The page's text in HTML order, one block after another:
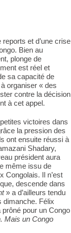
et d’une crise
Bien au
plonge de
est réel et
sa capacité de
organiser « des
contre la décision
à cet appel.
victoires dans
la pression des
ont ensuite réussi à
Shadary,
président aura
même issu de
Congolais. Il n’est
descende dans
» a d’ailleurs tendu
dimanche. Félix
prôné pour un Congo
Mais un Congo